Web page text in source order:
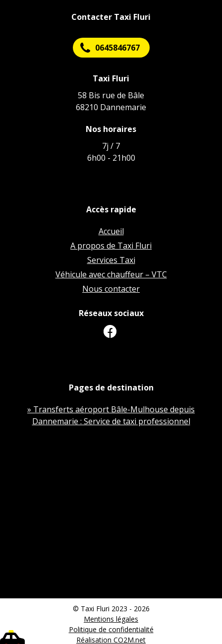
Contacter Taxi Fluri
0645846767
Taxi Fluri
58 Bis rue de Bâle
68210 Dannemarie
Nos horaires
7j / 7
6h00 - 21h00
Accès rapide
Accueil
A propos de Taxi Fluri
Services Taxi
Véhicule avec chauffeur – VTC
Nous contacter
Réseaux sociaux
Pages de destination
» Transferts aéroport Bâle-Mulhouse depuis
Dannemarie : Service de taxi professionnel
© Taxi Fluri 2023 - 2026
Mentions légales
Politique de confidentialité
Réalisation CO2M.net